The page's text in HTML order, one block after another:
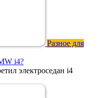
Разное для
i4?
электроседан i4